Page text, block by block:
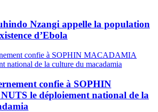
Nzangi appelle la population
d’Ebola
confie à SOPHIN
le déploiement national de la